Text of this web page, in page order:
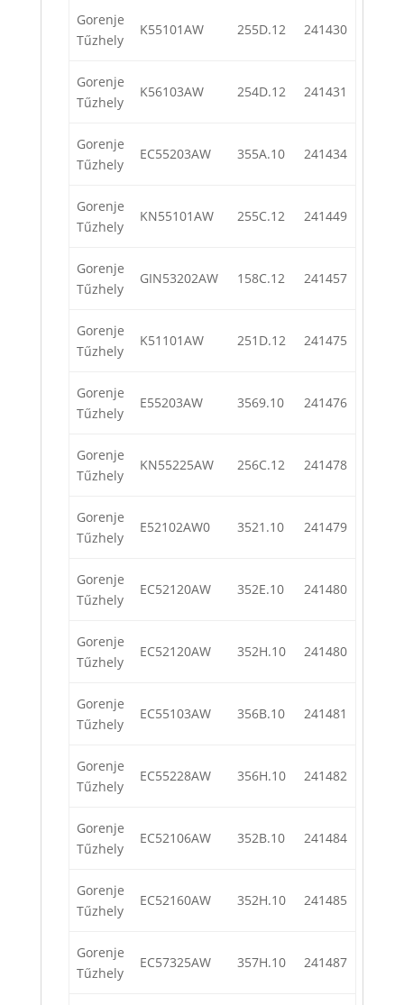
Gorenje
Tűzhely
K55101AW 255D.12 241430
Gorenje
Tűzhely
K56103AW 254D.12 241431
Gorenje
Tűzhely
EC55203AW 355A.10 241434
Gorenje
Tűzhely
KN55101AW 255C.12 241449
Gorenje
Tűzhely
GIN53202AW 158C.12 241457
Gorenje
Tűzhely
K51101AW 251D.12 241475
Gorenje
Tűzhely
E55203AW 3569.10 241476
Gorenje
Tűzhely
KN55225AW 256C.12 241478
Gorenje
Tűzhely
E52102AW0 3521.10 241479
Gorenje
Tűzhely
EC52120AW 352E.10 241480
Gorenje
Tűzhely
EC52120AW 352H.10 241480
Gorenje
Tűzhely
EC55103AW 356B.10 241481
Gorenje
Tűzhely
EC55228AW 356H.10 241482
Gorenje
Tűzhely
EC52106AW 352B.10 241484
Gorenje
Tűzhely
EC52160AW 352H.10 241485
Gorenje
Tűzhely
EC57325AW 357H.10 241487